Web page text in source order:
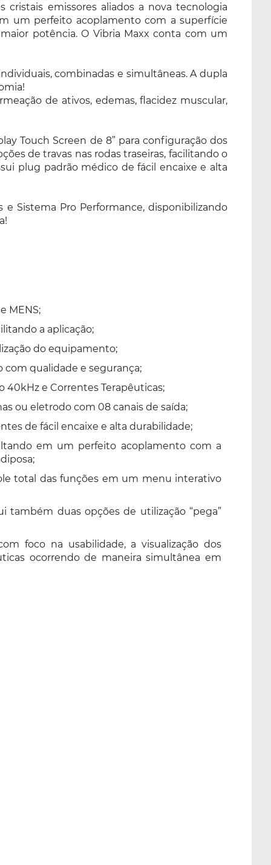
cristais emissores aliados a nova tecnologia
um perfeito acoplamento com a superfície
potência. O Vibria Maxx conta com um
combinadas e simultâneas. A dupla
de ativos, edemas, flacidez muscular,
Touch Screen de 8” para configuração dos
de travas nas rodas traseiras, facilitando o
plug padrão médico de fácil encaixe e alta
Sistema Pro Performance, disponibilizando
MENS;
a aplicação;
do equipamento;
qualidade e segurança;
40kHz e Correntes Terapêuticas;
ou eletrodo com 08 canais de saída;
de fácil encaixe e alta durabilidade;
em um perfeito acoplamento com a
total das funções em um menu interativo
duas opções de utilização “pega”
foco na usabilidade, a visualização dos
ocorrendo de maneira simultânea em